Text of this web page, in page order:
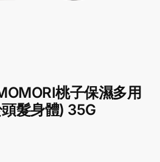
桃子保濕多用
髮身體) 35G